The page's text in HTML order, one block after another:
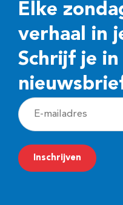
Elke
verhaal in
Schrijf je
E
-
m
a
Inschrijven